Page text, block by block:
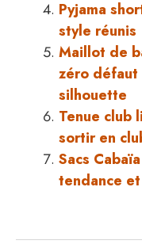
Pyjama
style réunis
Maillot de
zéro défaut
silhouette
Tenue club
sortir en
Sacs
tendance